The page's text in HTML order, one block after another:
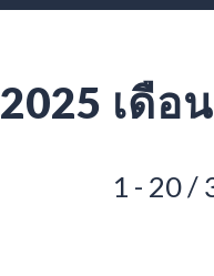
2025 เดือ
1 - 20 /